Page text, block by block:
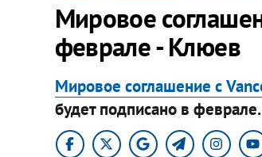
Мировое
феврале - Клюев
Мировое соглашение с
будет подписано в феврале.